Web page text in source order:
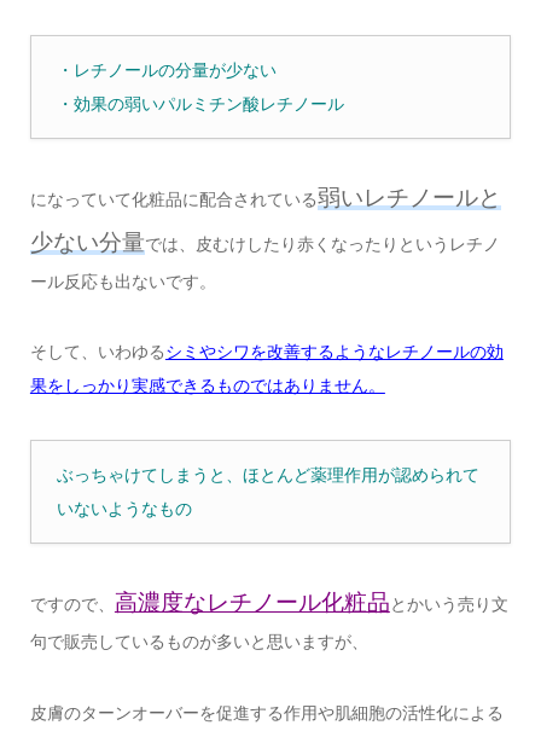
・レチノールの分量が少ない
・効果の弱いパルミチン酸レチノール
になっていて化粧品に配合されている弱いレチノールと
少ない分量では、皮むけしたり赤くなったりというレチノ
ール反応も出ないです。
そして、いわゆるシミやシワを改善するようなレチノールの効
果をしっかり実感できるものではありません。
ぶっちゃけてしまうと、ほとんど薬理作用が認められて
いないようなもの
ですので、 高濃度なレチノール化粧品とかいう売り文
句で販売しているものが多いと思いますが、
皮膚のターンオーバーを促進する作用や肌細胞の活性化による